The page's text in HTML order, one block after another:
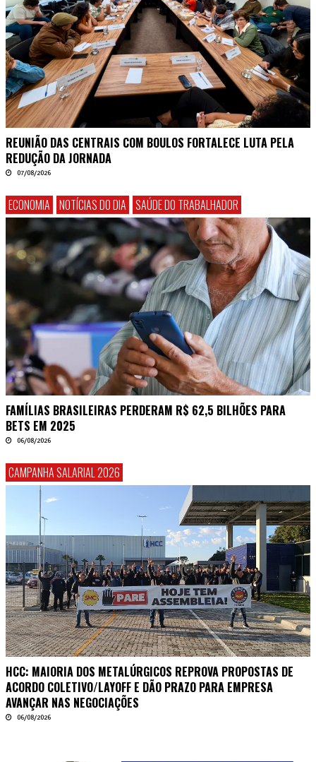
REUNIÃO DAS CENTRAIS COM BOULOS FORTALECE LUTA PELA
REDUÇÃO DA JORNADA
07/08/2026
ECONOMIA NOTÍCIAS DO DIA SAÚDE DO TRABALHADOR
FAMÍLIAS BRASILEIRAS PERDERAM R$ 62,5 BILHÕES PARA
BETS EM 2025
06/08/2026
CAMPANHA SALARIAL 2026
HCC: MAIORIA DOS METALÚRGICOS REPROVA PROPOSTAS DE
ACORDO COLETIVO/LAYOFF E DÃO PRAZO PARA EMPRESA
AVANÇAR NAS NEGOCIAÇÕES
06/08/2026